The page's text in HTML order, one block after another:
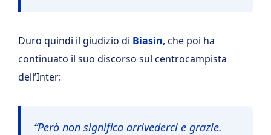
Duro quindi il giudizio di Biasin, che poi ha
continuato il suo discorso sul centrocampista
dell’Inter:
“Però non significa arrivederci e grazie.